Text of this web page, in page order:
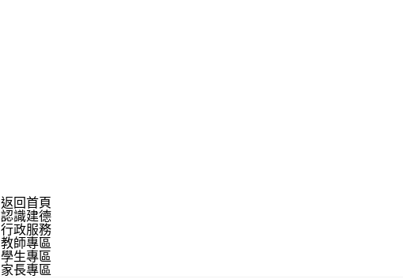
返回首頁
認識建德
行政服務
教師專區
學生專區
家長專區